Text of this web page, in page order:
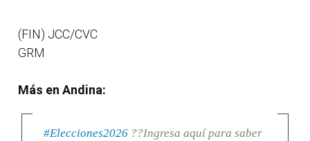
(FIN) JCC/CVC
GRM
Más en Andina:
#Elecciones2026??Ingresa aquí para saber